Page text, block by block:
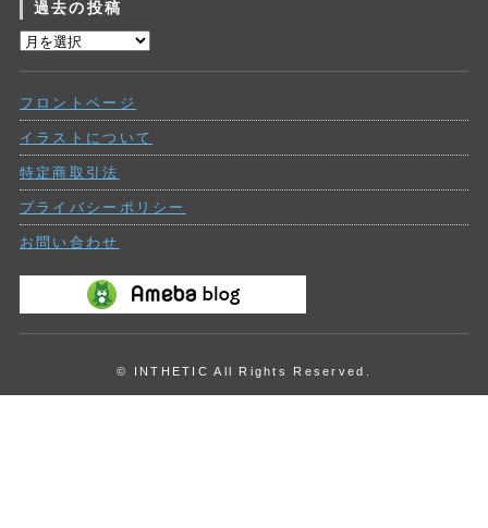
ゴ
リ
ー
過去の投稿
過
投
稿
フロントページ
イラストについて
特定商取引法
プライバシーポリシー
お問い合わせ
© INTHETIC All Rights Reserved.